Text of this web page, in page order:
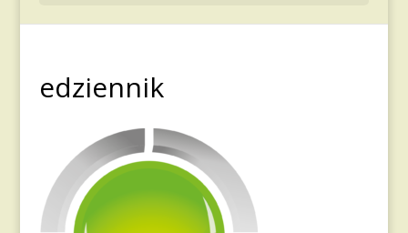
edziennik